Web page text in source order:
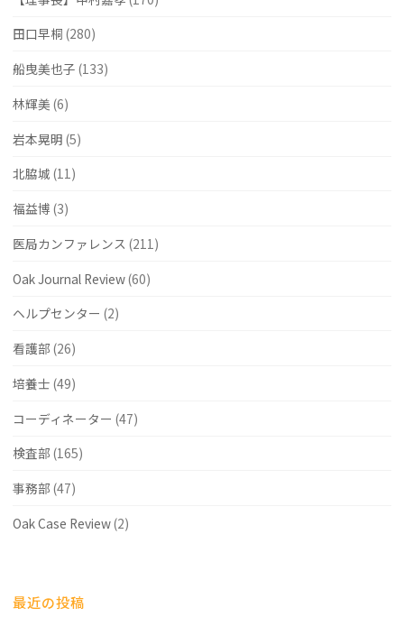
田口早桐 (280)
船曳美也子 (133)
林輝美 (6)
岩本晃明 (5)
北脇城 (11)
福益博 (3)
医局カンファレンス (211)
Oak Journal Review(60)
ヘルプセンター (2)
看護部 (26)
培養士 (49)
コーディネーター (47)
検査部 (165)
事務部 (47)
Oak Case Review(2)
最近の投稿